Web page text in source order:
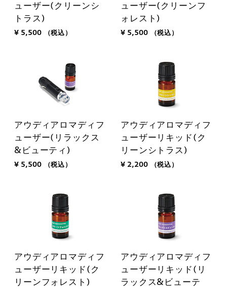
ューザー(クリーンシ
トラス)
¥ 5,500 （税込）
ューザー(クリーンフ
ォレスト)
¥ 5,500 （税込）
アウディアロマディフ
ューザー(リラックス
&ビューティ)
¥ 5,500 （税込）
アウディアロマディフ
ューザーリキッド(ク
リーンシトラス)
¥ 2,200 （税込）
アウディアロマディフ
ューザーリキッド(ク
リーンフォレスト)
アウディアロマディフ
ューザーリキッド(リ
ラックス&ビューテ